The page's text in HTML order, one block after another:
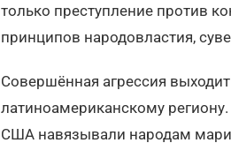
только преступление против
принципов народовластия,
Совершённая агрессия
латиноамериканскому
США навязывали народам